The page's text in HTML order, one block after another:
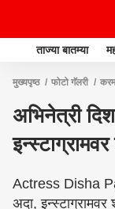
ताज्या बातम्या
मुख्यपृष्ठ फोटो गॅलरी
अभिनेत्री
Actress Disha
अदा,